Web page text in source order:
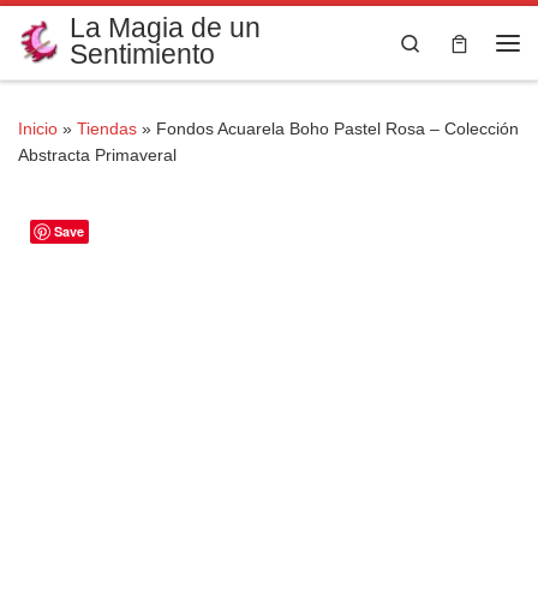
Saltar al contenido
La Magia de un
Sentimiento
Search
Inicio » Tiendas » Fondos Acuarela Boho Pastel Rosa – Colección
Abstracta Primaveral
Save